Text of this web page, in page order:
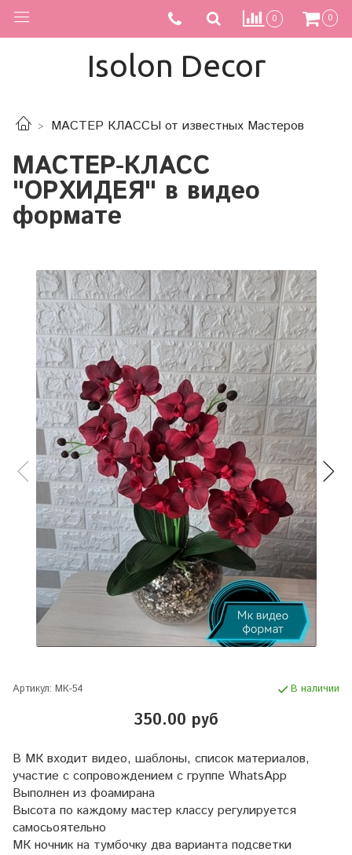
0 0
Isolon Decor
МАСТЕР КЛАССЫ от известных Мастеров
МАСТЕР-КЛАСС
"ОРХИДЕЯ" в видео
формате
Артикул: МК-54 В наличии
350.00 руб
В МК входит видео, шаблоны, список материалов,
участие с сопровождением с группе WhatsApp
Выполнен из фоамирана
Высота по каждому мастер классу регулируется
самосьоятельно
МК ночник на тумбочку два варианта подсветки